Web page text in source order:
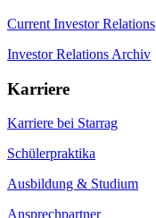
Current Investor Relations
Investor Relations Archiv
Karriere
Karriere bei Starrag
Schülerpraktika
Ausbildung & Studium
Ansprechpartner